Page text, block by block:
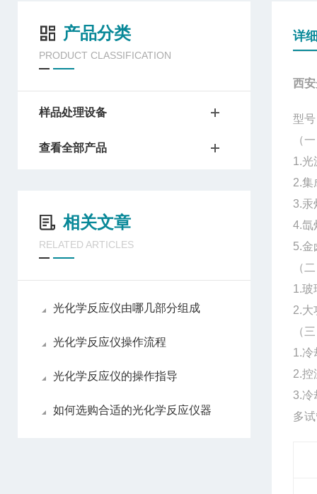
产品分类
PRODUCT CLASSIFICATION
样品处理设备
查看全部产品
相关文章
RELATED ARTICLES
光化学反应仪由哪几部分组成
光化学反应仪操作流程
光化学反应仪的操作指导
如何选购合适的光化学反应仪器
详
西
型
（
1.光
2.集
3.汞
4.氙
5.金
（
1.玻
2.大
（
1.冷
2.控
3.冷
多